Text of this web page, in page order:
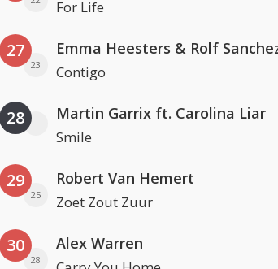
For Life
27
23
Emma Heesters & Rolf
Contigo
28 Martin Garrix ft. Carolina Liar
Smile
29
25
Robert Van Hemert
Zoet Zout Zuur
30
28
Alex Warren